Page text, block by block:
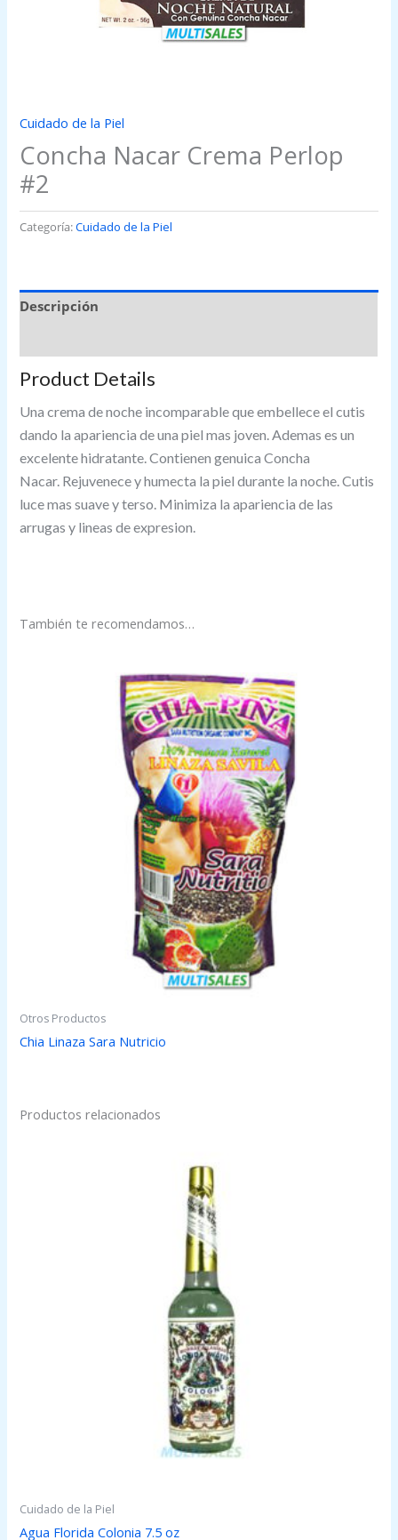
Cuidado de la Piel
Concha Nacar Crema Perlop
#2
Categoría:Cuidado de la Piel
Descripción
Product Details
Una crema de noche incomparable que embellece el cutis
dando la apariencia de una piel mas joven. Ademas es un
excelente hidratante. Contienen genuica Concha
Nacar. Rejuvenece y humecta la piel durante la noche. Cutis
luce mas suave y terso. Minimiza la apariencia de las
arrugas y lineas de expresion.
También te recomendamos…
Otros Productos
Chia Linaza Sara Nutricio
Productos relacionados
Cuidado de la Piel
Agua Florida Colonia 7.5 oz